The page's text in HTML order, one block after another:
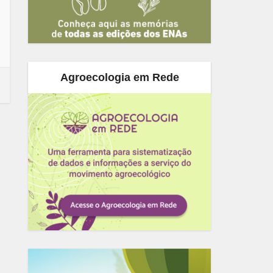
Agroecologia em Rede